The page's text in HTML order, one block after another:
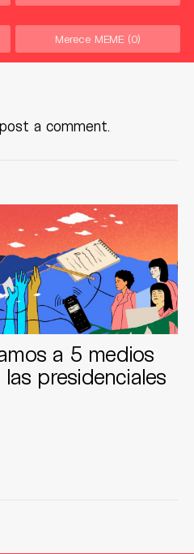
Merece MEME (0)
a comment.
a 5 medios
presidenciales